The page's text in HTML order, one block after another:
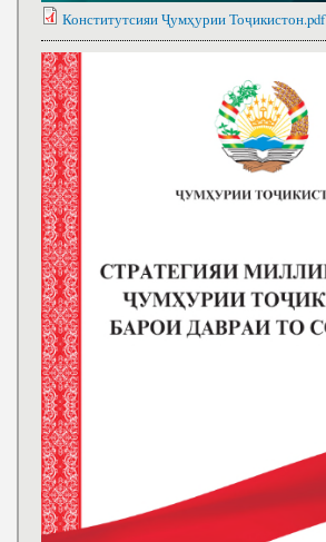
Конститутсияи Ҷумҳурии Тоҷикистон.pdf